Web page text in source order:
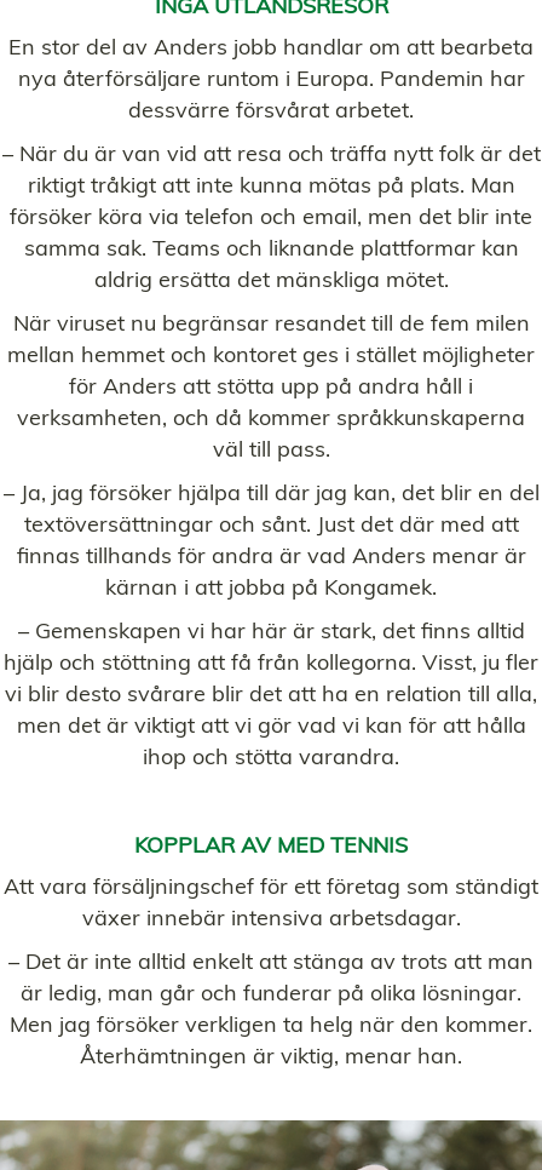
En stor del av Anders jobb handlar om att bearbeta
nya återförsäljare runtom i Europa. Pandemin har
dessvärre försvårat arbetet.
– När du är van vid att resa och träffa nytt folk är det
riktigt tråkigt att inte kunna mötas på plats. Man
försöker köra via telefon och email, men det blir inte
samma sak. Teams och liknande plattformar kan
aldrig ersätta det mänskliga mötet.
När viruset nu begränsar resandet till de fem milen
mellan hemmet och kontoret ges i stället möjligheter
för Anders att stötta upp på andra håll i
verksamheten, och då kommer språkkunskaperna
väl till pass.
– Ja, jag försöker hjälpa till där jag kan, det blir en del
textöversättningar och sånt. Just det där med att
finnas tillhands för andra är vad Anders menar är
kärnan i att jobba på Kongamek.
– Gemenskapen vi har här är stark, det finns alltid
hjälp och stöttning att få från kollegorna. Visst, ju fler
vi blir desto svårare blir det att ha en relation till alla,
men det är viktigt att vi gör vad vi kan för att hålla
ihop och stötta varandra.
KOPPLAR AV MED TENNIS
Att vara försäljningschef för ett företag som ständigt
växer innebär intensiva arbetsdagar.
– Det är inte alltid enkelt att stänga av trots att man
är ledig, man går och funderar på olika lösningar.
Men jag försöker verkligen ta helg när den kommer.
Återhämtningen är viktig, menar han.